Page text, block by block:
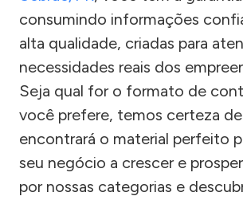
consumindo informações
alta qualidade, criadas para
necessidades reais dos
Seja qual for o formato de
você prefere, temos certeza
encontrará o material perfeito
seu negócio a crescer e
por nossas categorias e